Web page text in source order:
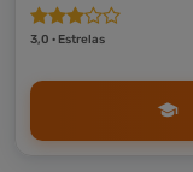
3,0 · Estrelas